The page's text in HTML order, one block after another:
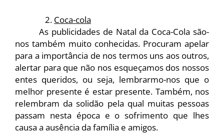
Coca-cola
As publicidades de Natal da Coca-Cola são-
nos também muito conhecidas. Procuram apelar
para a importância de nos termos uns aos outros,
alertar para que não nos esqueçamos dos nossos
entes queridos, ou seja, lembrarmo-nos que o
melhor presente é estar presente. Também, nos
relembram da solidão pela qual muitas pessoas
passam nesta época e o sofrimento que lhes
causa a ausência da família e amigos.